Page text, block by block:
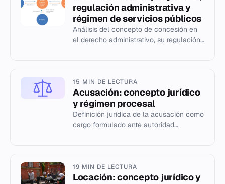
regulación administrativa y
régimen de servicios públicos
Análisis del concepto de concesión en
el derecho administrativo, su regulación
15 MIN DE LECTURA
Acusación: concepto jurídico
y régimen procesal
Definición jurídica de la acusación como
cargo formulado ante autoridad
19 MIN DE LECTURA
Locación: concepto jurídico y